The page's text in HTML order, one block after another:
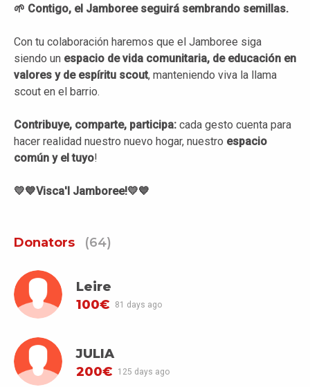
🌱 Contigo, el Jamboree seguirá sembrando semillas.
Con tu colaboración haremos que el Jamboree siga
siendo un espacio de vida comunitaria, de educación en
valores y de espíritu scout, manteniendo viva la llama
scout en el barrio.
Contribuye, comparte, participa: cada gesto cuenta para
hacer realidad nuestro nuevo hogar, nuestro espacio
común y el tuyo!
💛💙Visca'l Jamboree!💛💙
Donators (64)
Leire
100€
81 days ago
JULIA
200€
125 days ago